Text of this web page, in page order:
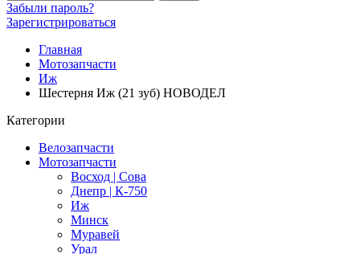
Забыли пароль?
Зарегистрироваться
Главная
Мотозапчасти
Иж
Шестерня Иж (21 зуб) НОВОДЕЛ
Категории
Велозапчасти
Мотозапчасти
Восход | Сова
Днепр | К-750
Иж
Минск
Муравей
Урал